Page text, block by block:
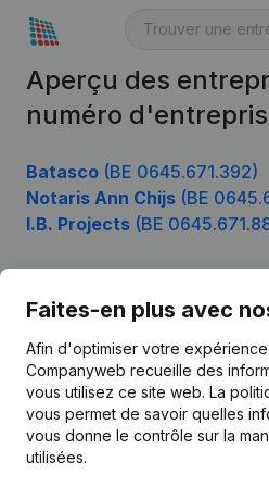
Aperçu des
numéro
Batasco (BE 0645.671.392)
Notaris Ann Chijs (BE
I.B. Projects (BE
Faites-en plus avec
Afin d'optimiser votre expérience
Companyweb recueille des
vous utilisez ce site web. La
vous permet de savoir quelles
vous donne le contrôle sur la
utilisées.
Français
Kantorenpark Everest